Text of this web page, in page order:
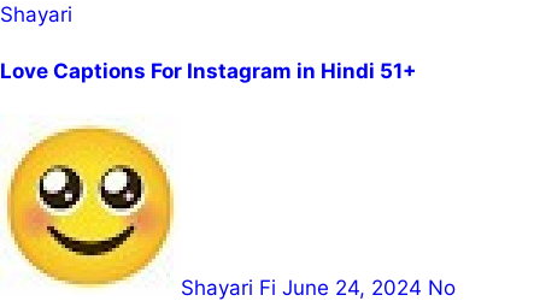
Shayari
Love Captions For Instagram in Hindi 51+
Shayari Fi June 24, 2024 No